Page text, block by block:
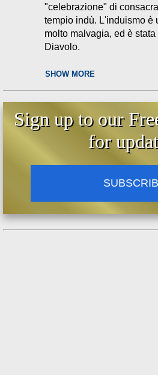
"celebrazione" di
tempio indù. L'induismo è
molto malvagia, ed è stata
Diavolo.
La Bibbia insegna:
"... tutti gli dei dei
Papa Leone XIII ha
superstizioni"
riferimento ai suoi seguaci
della superstizione".
Papa Leone XIII,Ad
1), 24/06/1893:
SHOW MORE
Sign up to our
for